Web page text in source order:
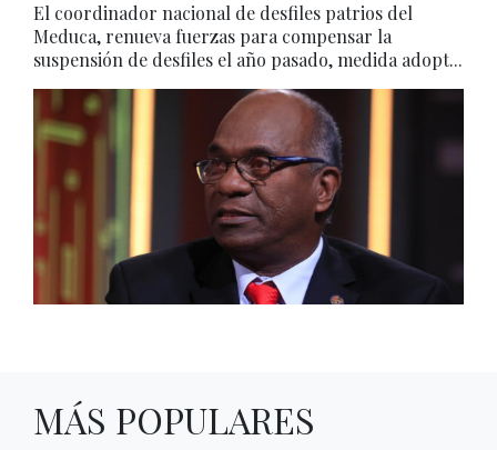
El coordinador nacional de desfiles patrios del
Meduca, renueva fuerzas para compensar la
suspensión de desfiles el año pasado, medida adopt...
MÁS POPULARES